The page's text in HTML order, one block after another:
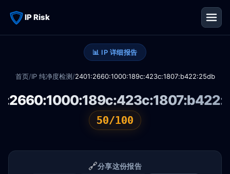
IP Risk
📊 IP 详细报告
首页/IP 纯净度检测/2401:2660:1000:189c:423c:1807:b422:25db
50/100
🔗分享这份报告